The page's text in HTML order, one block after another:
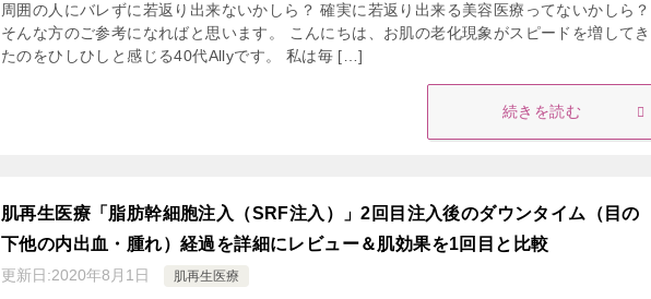
周囲の人にバレずに若返り出来ないかしら？ 確実に若返り出来る美容医療ってないかしら？
そんな方のご参考になればと思います。 こんにちは、お肌の老化現象がスピードを増してき
たのをひしひしと感じる40代Allyです。 私は毎 […]
続きを読む
肌再生医療「脂肪幹細胞注入（SRF注入）」2回目注入後のダウンタイム（目の
下他の内出血・腫れ）経過を詳細にレビュー＆肌効果を1回目と比較
更新日:2020年8月1日 肌再生医療